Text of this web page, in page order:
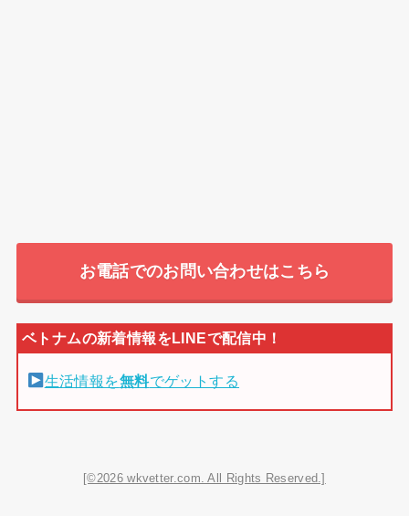
お電話でのお問い合わせはこちら
生活情報を無料でゲットする
[©2026 wkvetter.com. All Rights Reserved.]